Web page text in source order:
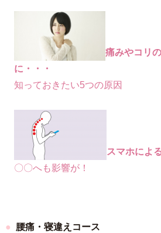
痛みやコリ
に・・・
知っておきたい5つの原因
スマホによ
〇〇へも影響が！
腰痛・寝違えコース